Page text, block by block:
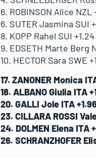
6. ROBINSON Alice NZL
6. SUTER Jasmina SUI
8. KOPP Rahel SUI +1.24
9. EDSETH Marte Berg
10. HECTOR Sara SWE
17. ZANONER Monica
18. ALBANO Giulia ITA
20. GALLI Jole ITA
23. CILLARA ROSSI
24. DOLMEN Elena ITA
26. SCHRANZHOFER